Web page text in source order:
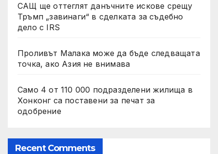
САЩ ще оттеглят данъчните искове срещу
Тръмп „завинаги“ в сделката за съдебно
дело с IRS
Проливът Малака може да бъде следващата
точка, ако Азия не внимава
Само 4 от 110 000 подразделени жилища в
Хонконг са поставени за печат за
одобрение
Recent Comments